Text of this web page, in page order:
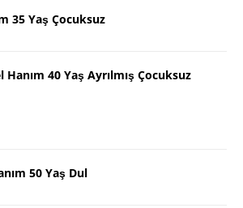
35 Yaş Çocuksuz
Hanım 40 Yaş Ayrılmış Çocuksuz
50 Yaş Dul